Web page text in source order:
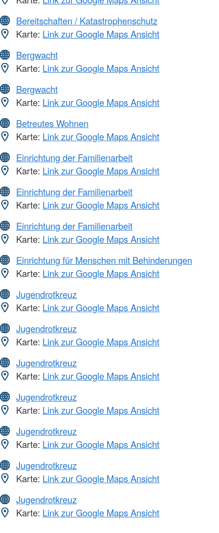
Bereitschaften / Katastrophenschutz
Karte: Link zur Google Maps Ansicht
Bergwacht
Karte: Link zur Google Maps Ansicht
Bergwacht
Karte: Link zur Google Maps Ansicht
Betreutes Wohnen
Karte: Link zur Google Maps Ansicht
Einrichtung der Familienarbeit
Karte: Link zur Google Maps Ansicht
Einrichtung der Familienarbeit
Karte: Link zur Google Maps Ansicht
Einrichtung der Familienarbeit
Karte: Link zur Google Maps Ansicht
Einrichtung für Menschen mit Behinderungen
Karte: Link zur Google Maps Ansicht
Jugendrotkreuz
Karte: Link zur Google Maps Ansicht
Jugendrotkreuz
Karte: Link zur Google Maps Ansicht
Jugendrotkreuz
Karte: Link zur Google Maps Ansicht
Jugendrotkreuz
Karte: Link zur Google Maps Ansicht
Jugendrotkreuz
Karte: Link zur Google Maps Ansicht
Jugendrotkreuz
Karte: Link zur Google Maps Ansicht
Jugendrotkreuz
Karte: Link zur Google Maps Ansicht